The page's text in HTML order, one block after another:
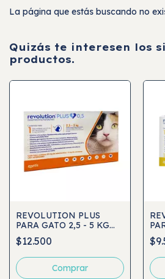
La página que estás buscando no
Quizás te interesen los
productos.
REVOLUTION PLUS
PARA GATO 2,5 - 5 KG
(0,5 ML)
$12.500